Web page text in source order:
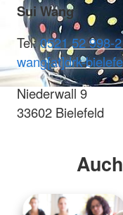
Sui Wang
Tel:0521 52 998-
wang[at]drk-
Niederwall 9
33602 Bielefeld